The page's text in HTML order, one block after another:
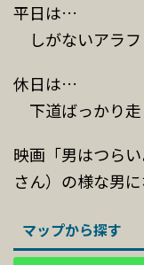
平日は…
しがないアラ
休日は…
下道ばっかり
映画「男はつら
さん）の様な男
マップから探す